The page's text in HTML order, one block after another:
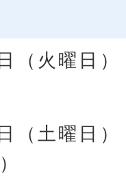
（火曜日
（土曜日